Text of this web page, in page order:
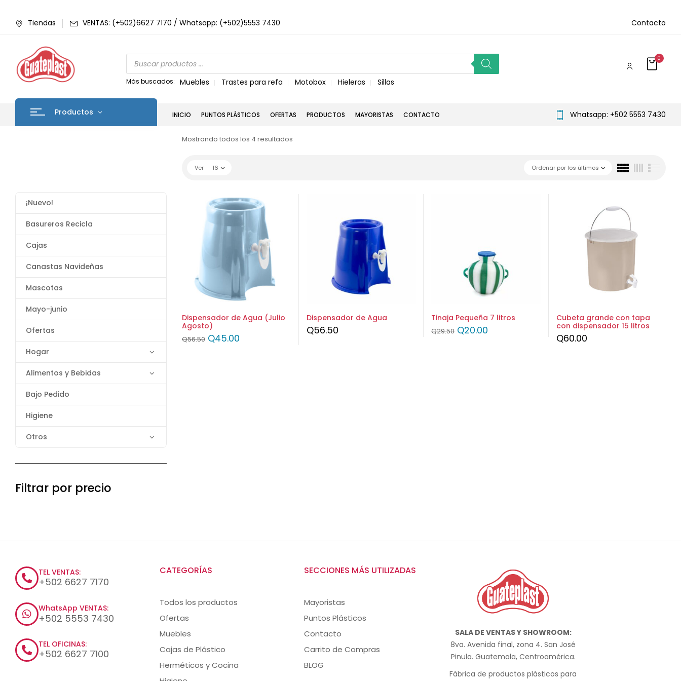
Tiendas VENTAS: (+502)6627 7170 / Whatsapp: (+502)5553 7430 Contacto
Más buscados: Muebles Trastes para refa Motobox Hieleras Sillas
0
Productos INICIO PUNTOS PLÁSTICOS OFERTAS PRODUCTOS MAYORISTAS CONTACTO Whatsapp: +502 5553 7430
¡Nuevo!
Basureros Recicla
Cajas
Canastas Navideñas
Mascotas
Mayo-junio
Ofertas
Hogar
Alimentos y Bebidas
Bajo Pedido
Higiene
Otros
Filtrar por precio
Mostrando todos los 4 resultados
Ordenar por los últimos
Ver 16
Dispensador de Agua (Julio
Agosto)
Q56.50 Q45.00
Dispensador de Agua
Q56.50
Tinaja Pequeña 7 litros
Q29.50 Q20.00
Cubeta grande con tapa
con dispensador 15 litros
Q60.00
TEL VENTAS:
+502 6627 7170
WhatsApp VENTAS:
+502 5553 7430
TEL OFICINAS:
+502 6627 7100
CATEGORÍAS
Todos los productos
Ofertas
Muebles
Cajas de Plástico
Herméticos y Cocina
SECCIONES MÁS UTILIZADAS
Mayoristas
Puntos Plásticos
Contacto
Carrito de Compras
BLOG
SALA DE VENTAS Y SHOWROOM:
8va. Avenida final, zona 4. San José
Pinula. Guatemala, Centroamérica.
Fábrica de productos plásticos para